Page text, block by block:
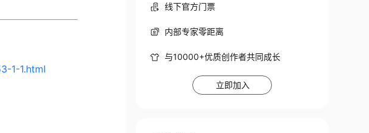
1-1.html
线下官方门票
内部专家零距离
与10000+优质创作者共同成长
立即加入